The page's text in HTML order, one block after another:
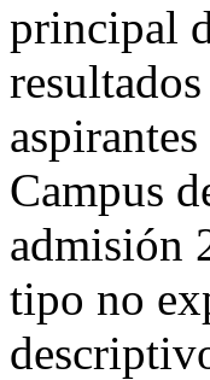
principal
Campus
admisión
tipo no